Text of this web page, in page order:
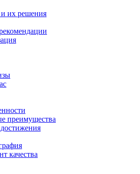
их решения
преимущества
качества